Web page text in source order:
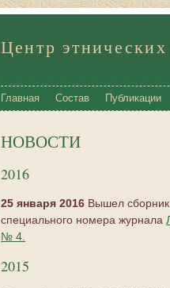
Центр
Главная Состав Публикации
НОВОСТИ
2016
25 января 2016 Вышел сборник
специального номера журнала
№ 4.
2015